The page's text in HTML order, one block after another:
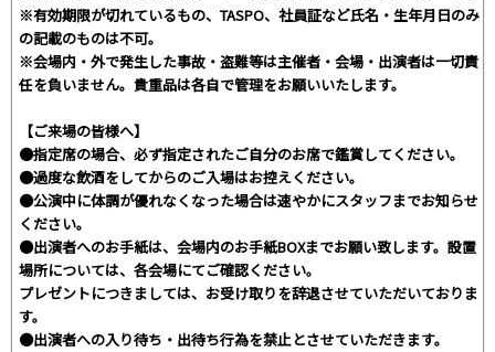
※有効期限が切れているもの、TASPO、社員証など氏名・生年月日のみ
の記載のものは不可。
※会場内・外で発生した事故・盗難等は主催者・会場・出演者は一切責
任を負いません。貴重品は各自で管理をお願いいたします。
【ご来場の皆様へ】
●指定席の場合、必ず指定されたご自分のお席で鑑賞してください。
●過度な飲酒をしてからのご入場はお控えください。
●公演中に体調が優れなくなった場合は速やかにスタッフまでお知らせ
ください。
●出演者へのお手紙は、会場内のお手紙BOXまでお願い致します。設置
場所については、各会場にてご確認ください。
プレゼントにつきましては、お受け取りを辞退させていただいておりま
す。
●出演者への入り待ち・出待ち行為を禁止とさせていただきます。